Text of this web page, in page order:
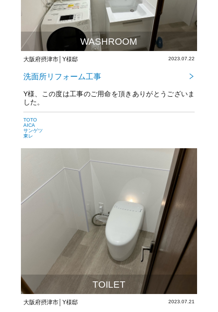
WASHROOM
大阪府摂津市│Y様邸 2023.07.22
洗面所リフォーム工事
Y様、この度は工事のご用命を頂きありがとうございま
した。
TOTO
AICA
サンゲツ
東レ
TOILET
大阪府摂津市│Y様邸 2023.07.21